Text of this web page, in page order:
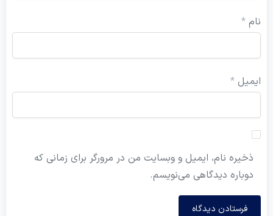
نام، ایمیل و وبسایت من در مرورگر برای زمانی که
دیدگاهی می‌نویسم.